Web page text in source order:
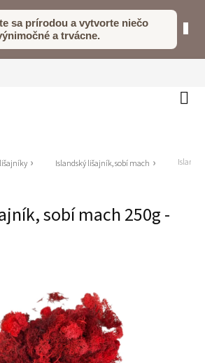
sa prírodou a vytvorte niečo
a trvácne.
Islandský lišajník, sobí mach
sobí mach 250g -